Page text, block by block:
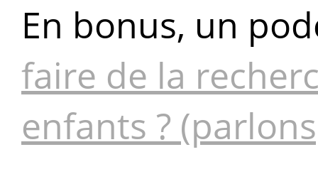
En bonus, un
faire de la
enfants ?